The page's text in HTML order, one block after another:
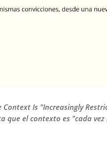
Is "Increasingly
que el contexto es "cada